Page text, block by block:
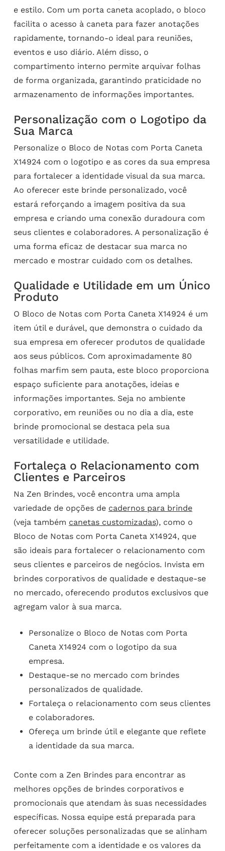
e estilo. Com um porta caneta acoplado, o bloco
facilita o acesso à caneta para fazer anotações
rapidamente, tornando-o ideal para reuniões,
eventos e uso diário. Além disso, o
compartimento interno permite arquivar folhas
de forma organizada, garantindo praticidade no
armazenamento de informações importantes.
Personalização com o Logotipo da
Sua Marca
Personalize o Bloco de Notas com Porta Caneta
X14924 com o logotipo e as cores da sua empresa
para fortalecer a identidade visual da sua marca.
Ao oferecer este brinde personalizado, você
estará reforçando a imagem positiva da sua
empresa e criando uma conexão duradoura com
seus clientes e colaboradores. A personalização é
uma forma eficaz de destacar sua marca no
mercado e mostrar cuidado com os detalhes.
Qualidade e Utilidade em um Único
Produto
O Bloco de Notas com Porta Caneta X14924 é um
item útil e durável, que demonstra o cuidado da
sua empresa em oferecer produtos de qualidade
aos seus públicos. Com aproximadamente 80
folhas marfim sem pauta, este bloco proporciona
espaço suficiente para anotações, ideias e
informações importantes. Seja no ambiente
corporativo, em reuniões ou no dia a dia, este
brinde promocional se destaca pela sua
versatilidade e utilidade.
Fortaleça o Relacionamento com
Clientes e Parceiros
Na Zen Brindes, você encontra uma ampla
variedade de opções de cadernos para brinde
(veja também canetas customizadas), como o
Bloco de Notas com Porta Caneta X14924, que
são ideais para fortalecer o relacionamento com
seus clientes e parceiros de negócios. Invista em
brindes corporativos de qualidade e destaque-se
no mercado, oferecendo produtos exclusivos que
agregam valor à sua marca.
Personalize o Bloco de Notas com Porta
Caneta X14924 com o logotipo da sua
empresa.
Destaque-se no mercado com brindes
personalizados de qualidade.
Fortaleça o relacionamento com seus clientes
e colaboradores.
Ofereça um brinde útil e elegante que reflete
a identidade da sua marca.
Conte com a Zen Brindes para encontrar as
melhores opções de brindes corporativos e
promocionais que atendam às suas necessidades
específicas. Nossa equipe está preparada para
oferecer soluções personalizadas que se alinham
perfeitamente com a identidade e os valores da